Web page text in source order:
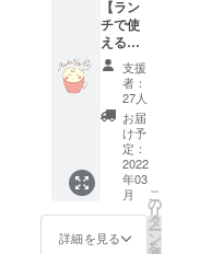
リップ
コー
ヒー5袋
をお送
りしま
す。
mamat
anoのロ
ゴはう
ちの長
女が描
いてく
ので、
のママ
が来店
した
際、ス
タッフ
より利
用券を
お渡し
し、使
用して
いただ
きま
す。 ご
支援者
グの挑
戦にご
賛同く
ださり
ありが
とうご
ざいま
す。 遠
方に住
んでい
るご支
援者様
にもこ
の美味
【ラン
チで使
えるお
食事券2
枚＋飲
み物券2
枚】 送
付先住
所にお
送りし
ます。
有効期
限：
2022年
支援
者：
27人
お届
け予
定：
2022
年03
月
詳細を見る
こ
の
リ
タ
ー
ン
を